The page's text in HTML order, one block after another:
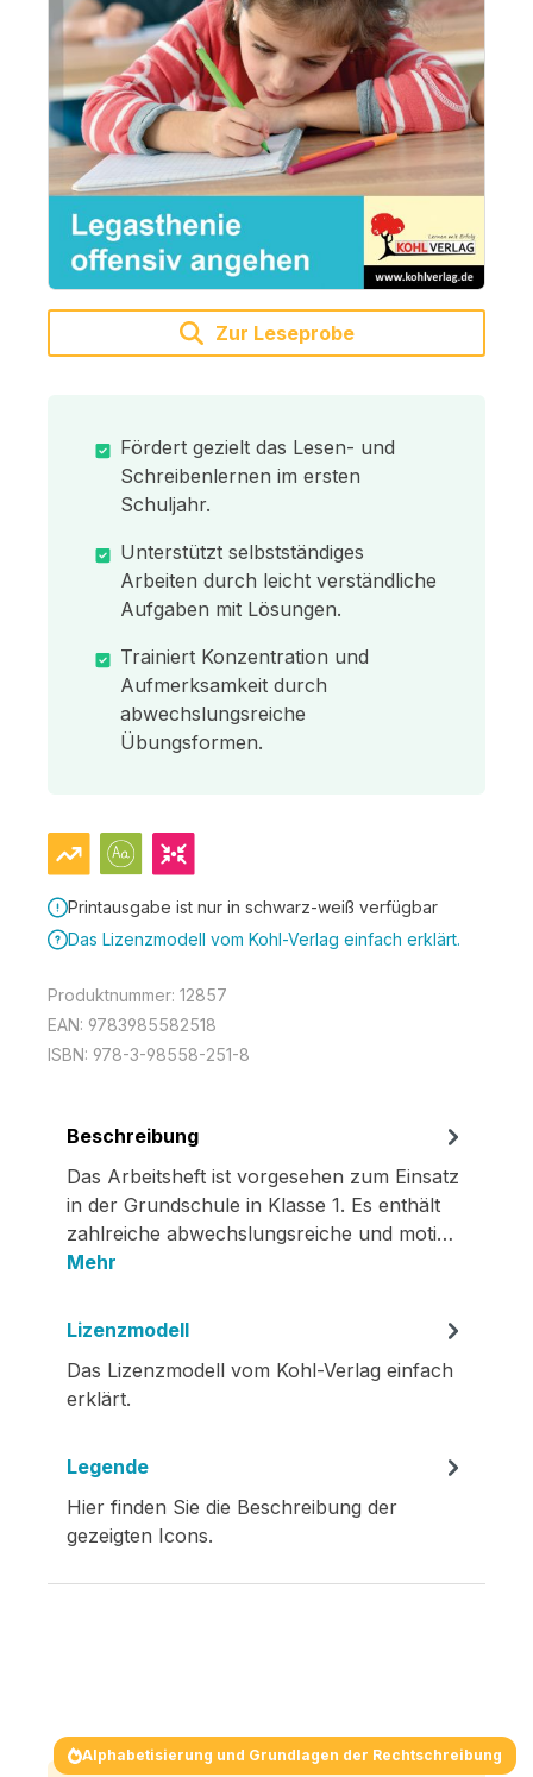
Zur Leseprobe
Fördert gezielt das Lesen- und
Schreibenlernen im ersten
Schuljahr.
Unterstützt selbstständiges
Arbeiten durch leicht verständliche
Aufgaben mit Lösungen.
Trainiert Konzentration und
Aufmerksamkeit durch
abwechslungsreiche
Übungsformen.
Printausgabe ist nur in schwarz-weiß verfügbar
Das Lizenzmodell vom Kohl-Verlag einfach erklärt.
Produktnummer: 12857
EAN: 9783985582518
ISBN: 978-3-98558-251-8
Beschreibung
Das Arbeitsheft ist vorgesehen zum Einsatz
in der Grundschule in Klasse 1. Es enthält
zahlreiche abwechslungsreiche und moti…
Mehr
Lizenzmodell
Das Lizenzmodell vom Kohl-Verlag einfach
erklärt.
Legende
Hier finden Sie die Beschreibung der
gezeigten Icons.
Alphabetisierung und Grundlagen der Rechtschreibung